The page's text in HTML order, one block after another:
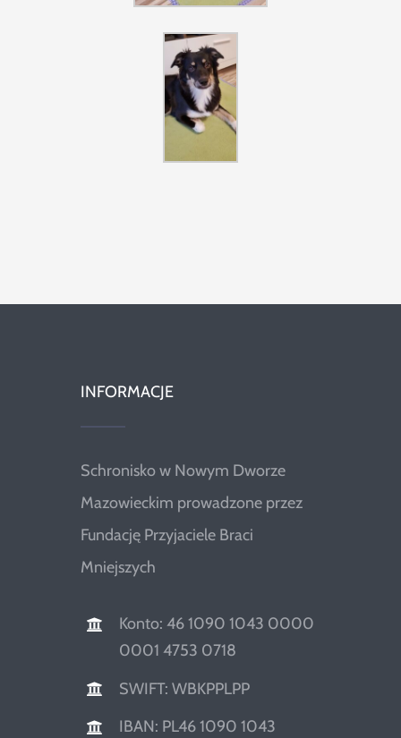
INFORMACJE
Schronisko w Nowym Dworze
Mazowieckim prowadzone przez
Fundację Przyjaciele Braci
Mniejszych
Konto: 46 1090 1043 0000
0001 4753 0718
SWIFT: WBKPPLPP
IBAN: PL46 1090 1043